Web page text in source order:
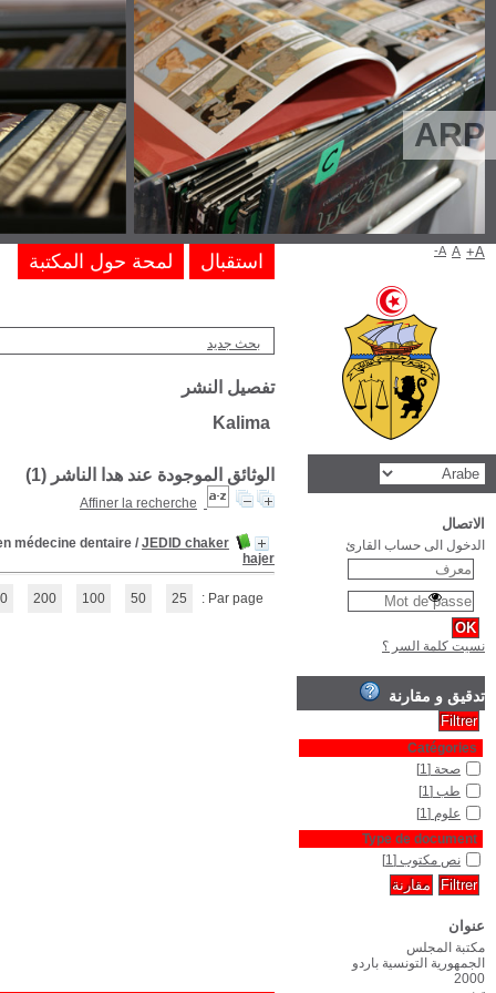
Choix thérapeutiques face a un sourire gingival :thèse pour le diplôme
(1 - 1 / 1)